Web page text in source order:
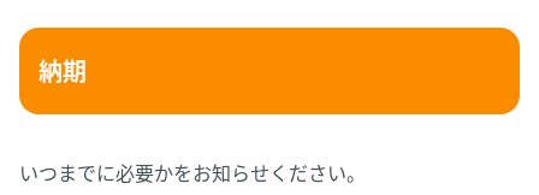
納期
いつまでに必要かをお知らせください。